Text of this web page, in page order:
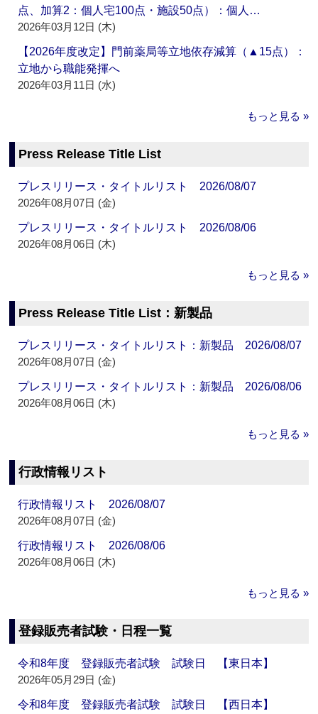
点、加算2：個人宅100点・施設50点）：個人…
2026年03月12日 (木)
【2026年度改定】門前薬局等立地依存減算（▲15点）：
立地から職能発揮へ
2026年03月11日 (水)
もっと見る »
Press Release Title List
プレスリリース・タイトルリスト 2026/08/07
2026年08月07日 (金)
プレスリリース・タイトルリスト 2026/08/06
2026年08月06日 (木)
もっと見る »
Press Release Title List：新製品
プレスリリース・タイトルリスト：新製品 2026/08/07
2026年08月07日 (金)
プレスリリース・タイトルリスト：新製品 2026/08/06
2026年08月06日 (木)
もっと見る »
行政情報リスト
行政情報リスト 2026/08/07
2026年08月07日 (金)
行政情報リスト 2026/08/06
2026年08月06日 (木)
もっと見る »
登録販売者試験・日程一覧
令和8年度 登録販売者試験 試験日 【東日本】
2026年05月29日 (金)
令和8年度 登録販売者試験 試験日 【西日本】